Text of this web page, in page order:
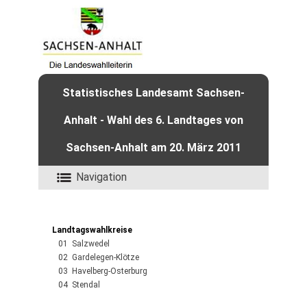
Statistisches Landesamt Sachsen-
Anhalt - Wahl des 6. Landtages von
Sachsen-Anhalt am 20. März 2011
Navigation
Landtagswahlkreise
01 Salzwedel
02 Gardelegen-Klötze
03 Havelberg-Osterburg
04 Stendal